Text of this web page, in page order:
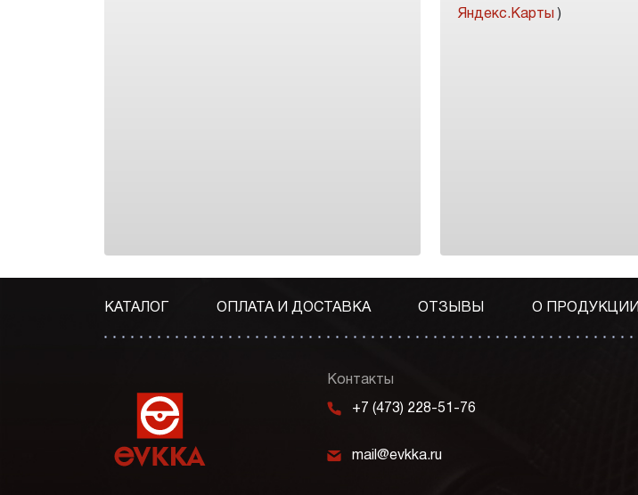
Яндекс.Карты
)
КАТАЛОГ ОПЛАТА И ДОСТАВКА ОТЗЫВЫ О ПРОДУКЦИИ
Контакты
m +7 (473) 228-51-76
k mail@evkka.ru